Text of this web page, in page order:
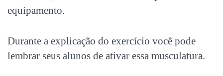
equipamento.
Durante a explicação do exercício você pode
lembrar seus alunos de ativar essa musculatura.